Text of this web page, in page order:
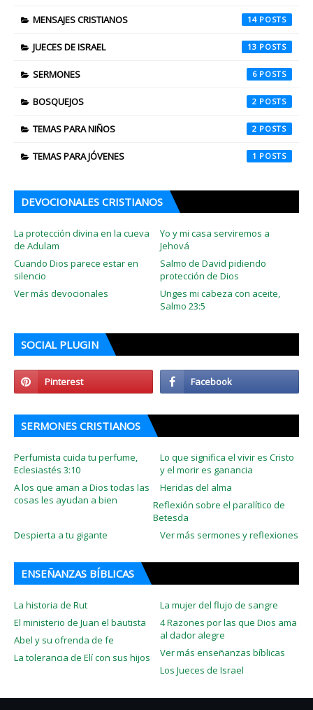
MENSAJES CRISTIANOS 14
JUECES DE ISRAEL 13
SERMONES 6
BOSQUEJOS 2
TEMAS PARA NIÑOS 2
TEMAS PARA JÓVENES 1
DEVOCIONALES CRISTIANOS
La protección divina en la cueva
de Adulam
Yo y mi casa serviremos a
Jehová
Cuando Dios parece estar en
silencio
Salmo de David pidiendo
protección de Dios
Ver más devocionales
Unges mi cabeza con aceite,
Salmo 23:5
SOCIAL PLUGIN
SERMONES CRISTIANOS
Perfumista cuida tu perfume,
Eclesiastés 3:10
Lo que significa el vivir es Cristo
y el morir es ganancia
A los que aman a Dios todas las
cosas les ayudan a bien
Heridas del alma
Reflexión sobre el paralítico de
Betesda
Ver más sermones y reflexiones
Despierta a tu gigante
ENSEÑANZAS BÍBLICAS
La historia de Rut
La mujer del flujo de sangre
El ministerio de Juan el bautista
4 Razones por las que Dios ama
al dador alegre
Abel y su ofrenda de fe
Ver más enseñanzas bíblicas
La tolerancia de Elí con sus hijos
Los Jueces de Israel